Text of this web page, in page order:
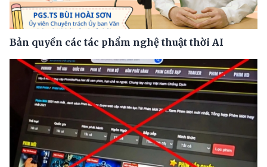
Bản quyền các tác phẩm nghệ thuật thời AI